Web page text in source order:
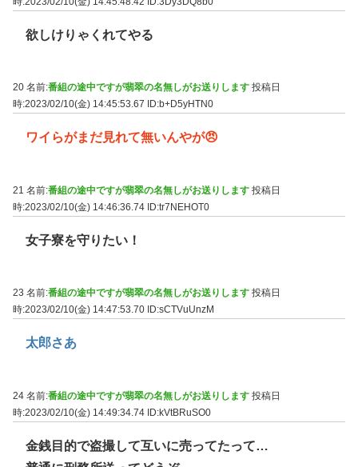
欲しけりゃくれてやる
20 名前:番組の途中ですが翡翠の名無しがお送りします 投稿日
時:2023/02/10(金) 14:45:53.67
ID:b+D5yHTN0
ワイらがまだ見れて無いんやが😠
21 名前:番組の途中ですが翡翠の名無しがお送りします 投稿日
時:2023/02/10(金) 14:46:36.74 ID:tr7NEHOT0
女子寮を守りたい！
23 名前:番組の途中ですが翡翠の名無しがお送りします 投稿日
時:2023/02/10(金) 14:47:53.70 ID:sCTVuUnzM
太郎さあ
24 名前:番組の途中ですが翡翠の名無しがお送りします 投稿日
時:2023/02/10(金) 14:49:34.74 ID:kVtBRuSO0
金銭目的で盗撮して互いに売ってたって…